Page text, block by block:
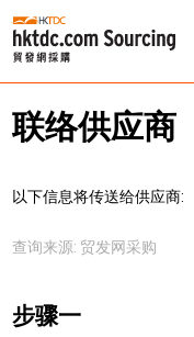
联络供应商
以下信息将传送给供应商:
查询来源: 贸发网采购
步骤一